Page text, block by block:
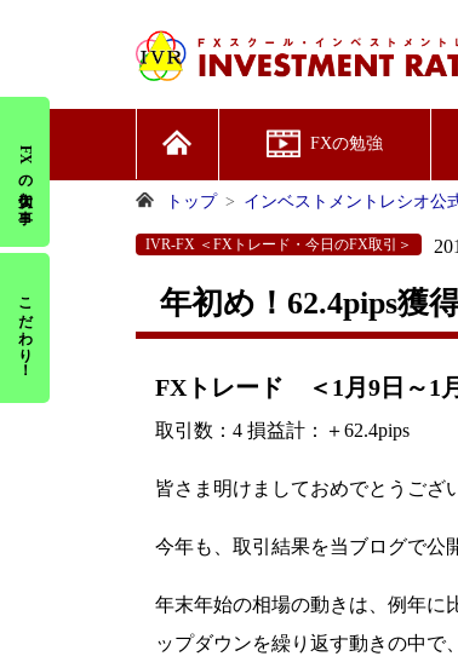
トップ インベストメントレシオ公
IVR-FX ＜FXトレード・今日のFX取引＞
年初め！62.4pips獲得
FXトレード ＜1月9日～1
取引数：4 損益計：＋62.4pips
皆さま明けましておめでとうござ
今年も、取引結果を当ブログで公
年末年始の相場の動きは、例年に
ップダウンを繰り返す動きの中で
FXの大切な事
こだわり！
FXの勉強